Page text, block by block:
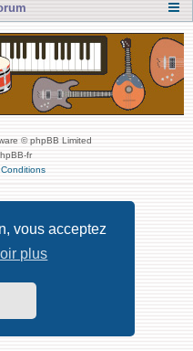
vous acceptez
plus
© phpBB Limited
fr
Conditions